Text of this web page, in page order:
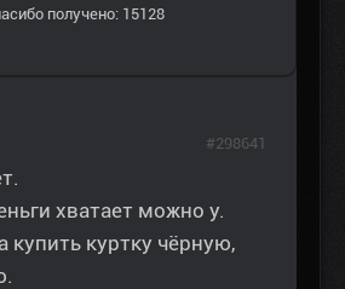
получено: 15128
хватает можно у.
купить куртку чёрную,
#298641